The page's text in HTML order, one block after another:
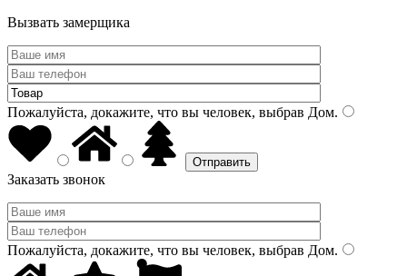
Вызвать замерщика
Пожалуйста, докажите, что вы человек, выбрав Дом.
Заказать звонок
Пожалуйста, докажите, что вы человек, выбрав Дом.